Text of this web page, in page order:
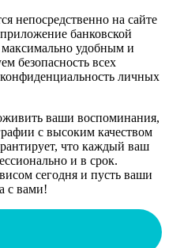
непосредственно на сайте
банковской
максимально удобным и
безопасность всех
личных
ваши воспоминания,
с высоким качеством
что каждый ваш
и в срок.
сегодня и пусть ваши
с вами!